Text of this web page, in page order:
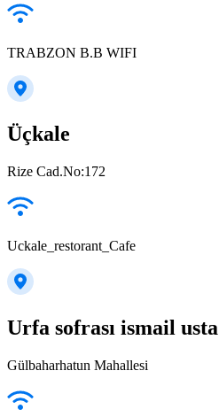
TRABZON B.B WIFI
Üçkale
Rize Cad.No:172
Uckale_restorant_Cafe
Urfa sofrası ismail usta
Gülbaharhatun Mahallesi